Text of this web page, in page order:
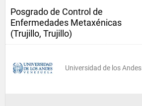
Posgrado de Control de
Enfermedades Metaxénicas
(Trujillo, Trujillo)
Universidad de los Andes